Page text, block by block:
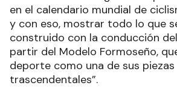
en el calendario mundial de
y con eso, mostrar todo lo que
construido con la conducción
partir del Modelo Formoseño,
deporte como una de sus piezas
trascendentales”.